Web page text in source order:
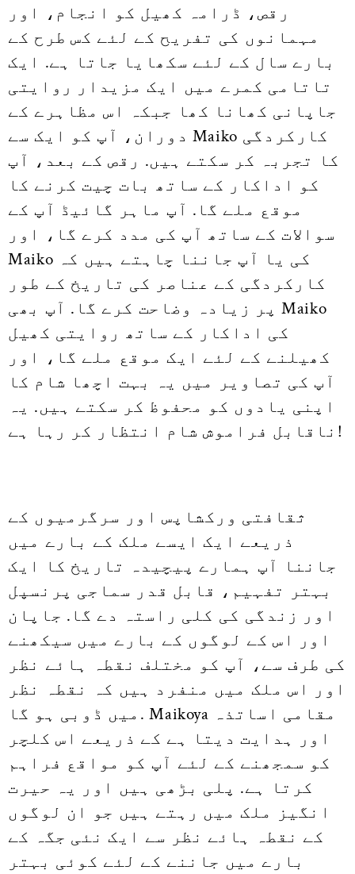
رقص، ڈرامہ کھیل کو انجام، اور
مہمانوں کی تفریح کے لئے کس طرح کے
بارے سال کے لئے سکھایا جاتا ہے. ایک
تاتامی کمرے میں ایک مزیدار روایتی
جاپانی کھانا کھا جبکہ اس مظاہرے کے
دوران، آپ کو ایک سے Maiko کارکردگی
کا تجربہ کر سکتے ہیں. رقص کے بعد، آپ
کو اداکار کے ساتھ بات چیت کرنے کا
موقع ملے گا. آپ ماہر گائیڈ آپ کے
سوالات کے ساتھ آپ کی مدد کرے گا، اور
Maiko کی یا آپ جاننا چاہتے ہیں کہ
کارکردگی کے عناصر کی تاریخ کے طور
پر زیادہ وضاحت کرے گا. آپ بھی Maiko
کی اداکار کے ساتھ روایتی کھیل
کھیلنے کے لئے ایک موقع ملے گا، اور
آپ کی تصاویر میں یہ بہت اچھا شام کا
اپنی یادوں کو محفوظ کر سکتے ہیں. یہ
ناقابل فراموش شام انتظار کر رہا ہے!
ثقافتی ورکشاپس اور سرگرمیوں کے
ذریعے ایک ایسے ملک کے بارے میں
جاننا آپ ہمارے پیچیدہ تاریخ کا ایک
بہتر تفہیم، قابل قدر سماجی پرنسپل
اور زندگی کی کلی راستہ دے گا. جاپان
اور اس کے لوگوں کے بارے میں سیکھنے
کی طرف سے، آپ کو مختلف نقطہ ہائے نظر
اور اس ملک میں منفرد ہیں کہ نقطہ نظر
میں ڈوبی ہو گا. Maikoya مقامی اساتذہ
اور ہدایت دیتا ہے کے ذریعے اس کلچر
کو سمجھنے کے لئے آپ کو مواقع فراہم
کرتا ہے. پلی بڑھی ہیں اور یہ حیرت
انگیز ملک میں رہتے ہیں جو ان لوگوں
کے نقطہ ہائے نظر سے ایک نئی جگہ کے
بارے میں جاننے کے لئے کوئی بہتر